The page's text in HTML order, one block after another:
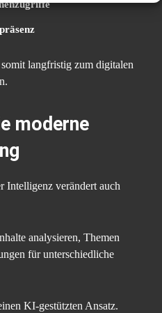
langfristig zum digitalen
moderne
verändert auch
analysieren, Themen
für unterschiedliche
KI-gestützten Ansatz.